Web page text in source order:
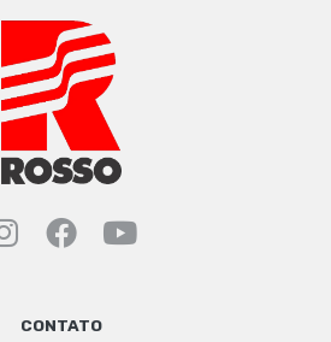
Instagram Rosso
Facebook Rosso
YouTube
CONTATO